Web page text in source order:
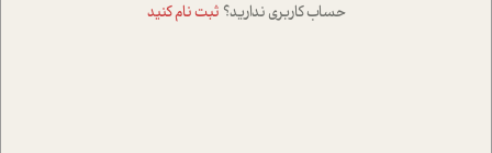
حساب کاربری ندارید؟ ثبت نام کنید